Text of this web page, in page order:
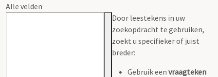
Alle velden
Door leestekens in uw
zoekopdracht te gebruiken,
zoekt u specifieker of juist
breder:
Gebruik een vraagteken